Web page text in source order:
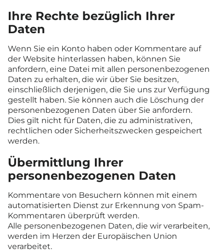
Ihre Rechte bezüglich Ihrer
Daten
Wenn Sie ein Konto haben oder Kommentare auf
der Website hinterlassen haben, können Sie
anfordern, eine Datei mit allen personenbezogenen
Daten zu erhalten, die wir über Sie besitzen,
einschließlich derjenigen, die Sie uns zur Verfügung
gestellt haben. Sie können auch die Löschung der
personenbezogenen Daten über Sie anfordern.
Dies gilt nicht für Daten, die zu administrativen,
rechtlichen oder Sicherheitszwecken gespeichert
werden.
Übermittlung Ihrer
personenbezogenen Daten
Kommentare von Besuchern können mit einem
automatisierten Dienst zur Erkennung von Spam-
Kommentaren überprüft werden.
Alle personenbezogenen Daten, die wir verarbeiten,
werden im Herzen der Europäischen Union
verarbeitet.